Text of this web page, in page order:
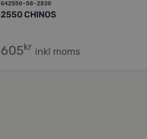
642550-58-2830
2550 CHINOS
605kr inkl moms